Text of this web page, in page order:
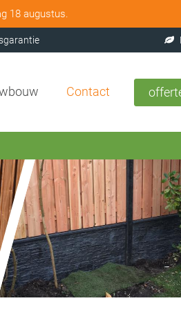
18 augustus.
Contact